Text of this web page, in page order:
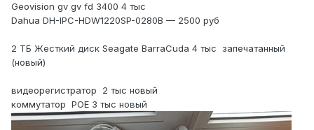
Geovision gv gv fd 3400 4 тыс
Dahua DH-IPC-HDW1220SP-0280B — 2500 руб
2 ТБ Жесткий диск Seagate BarraCuda 4 тыс запечатанный
(новый)
видеорегистратор 2 тыс новый
коммутатор POE 3 тыс новый